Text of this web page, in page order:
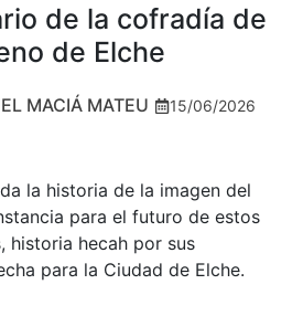
de la cofradía de
de Elche
MACIÁ MATEU 15/06/2026
la historia de la imagen del
para el futuro de estos
historia hecah por sus
para la Ciudad de Elche.